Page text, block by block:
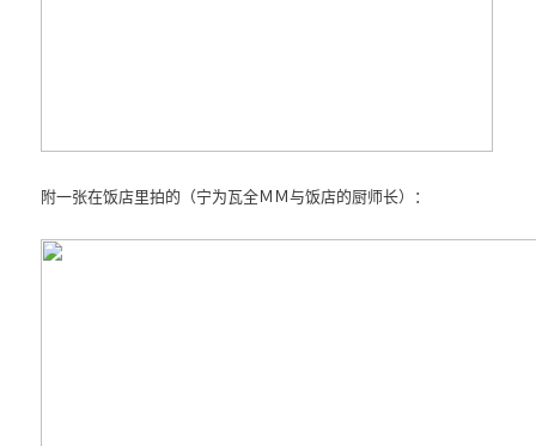
附一张在饭店里拍的（宁为瓦全ＭＭ与饭店的厨师长）：